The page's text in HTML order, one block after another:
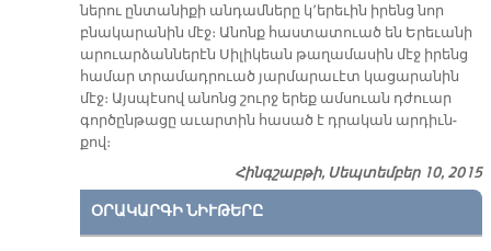
նե­րու ըն­տա­նի­քի ան­դամ­նե­րը կ՚ե­րե­ւին ի­րենց նոր
բնա­կա­րա­նին մէջ։ Ա­նոնք հաս­տա­տուած են Ե­րե­ւա­նի
ա­րուար­ձան­նե­րէն Սի­լի­կեան թա­ղա­մա­սին մէջ ի­րենց
հա­մար տրա­մադ­րուած յար­մա­րա­ւէտ կա­ցա­րա­նին
մէջ։ Այս­պէ­սով ա­նոնց շուրջ ե­րեք ամ­սուան դժուար
գոր­ծըն­թա­ցը ա­ւար­տին հա­սած է դրա­կան ար­դիւն­
քով։
Հինգշաբթի, Սեպտեմբեր 10, 2015
ՕՐԱԿԱՐԳԻ ՆԻՒԹԵՐԸ